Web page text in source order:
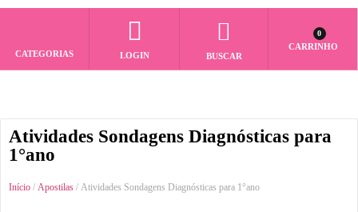
CATEGORIAS LOGIN BUSCAR
0
CARRINHO
Atividades Sondagens Diagnósticas para
1°ano
Início / Apostilas / Atividades Sondagens Diagnósticas para 1°ano